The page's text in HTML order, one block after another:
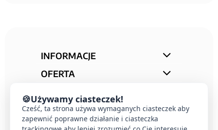
INFORMACJE
OFERTA
KONTAKT
🍪Używamy ciasteczek!
Cześć, ta strona używa wymaganych ciasteczek aby
zapewnić poprawne działanie i ciasteczka